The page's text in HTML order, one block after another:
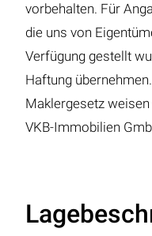
vorbehalten. Für
die uns von
Verfügung gestellt
Haftung
Maklergesetz
VKB-Immobilien